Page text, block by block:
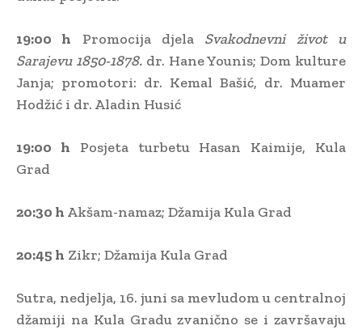
19:00 h Promocija djela Svakodnevni život u
Sarajevu 1850-1878.dr. Hane Younis; Dom kulture
Janja; promotori: dr. Kemal Bašić, dr. Muamer
Hodžić i dr. Aladin Husić
19:00 h Posjeta turbetu Hasan Kaimije, Kula
Grad
20:30 h Akšam-namaz; Džamija Kula Grad
20:45 h Zikr; Džamija Kula Grad
Sutra, nedjelja, 16. juni sa mevludom u centralnoj
džamiji na Kula Gradu zvanično se i završavaju